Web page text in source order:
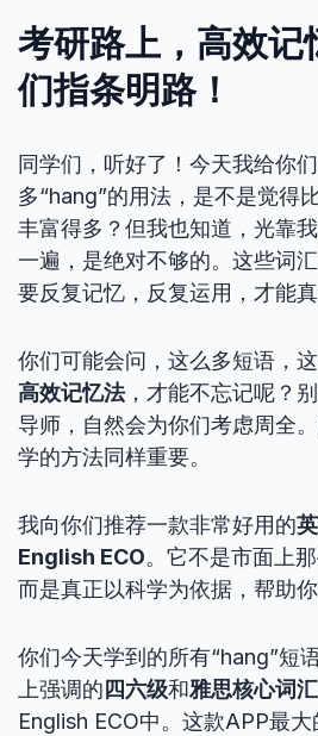
考研路上，高效记
们指条明路！
同学们，听好了！今天我给你
多“hang”的用法，是不是觉得
丰富得多？但我也知道，光靠
一遍，是绝对不够的。这些词
要反复记忆，反复运用，才能
你们可能会问，这么多短语，
高效记忆法，才能不忘记呢？
导师，自然会为你们考虑周全
学的方法同样重要。
我向你们推荐一款非常好用的
English ECO。它不是市面上
而是真正以科学为依据，帮助
你们今天学到的所有“hang”短
上强调的 四六级和雅思核心词汇
English ECO中。这款APP最